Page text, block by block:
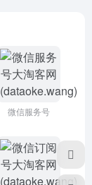
微信服务号